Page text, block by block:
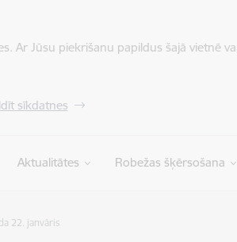
Ar Jūsu piekrišanu papildus šajā vietnē
sīkdatnes
Aktualitātes Robežas šķērsošana
22. janvāris